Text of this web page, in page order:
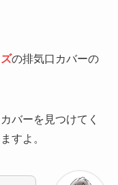
の排気口カバーの
バーを見つけてく
すよ。